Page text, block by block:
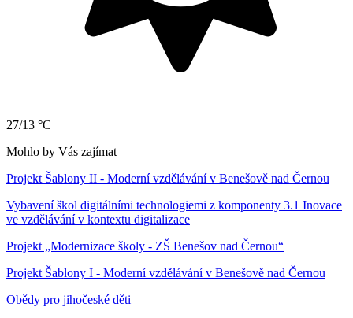
27/13 °C
Mohlo by Vás zajímat
Projekt Šablony II - Moderní vzdělávání v Benešově nad Černou
Vybavení škol digitálními technologiemi z komponenty 3.1 Inovace
ve vzdělávání v kontextu digitalizace
Projekt „Modernizace školy - ZŠ Benešov nad Černou“
Projekt Šablony I - Moderní vzdělávání v Benešově nad Černou
Obědy pro jihočeské děti